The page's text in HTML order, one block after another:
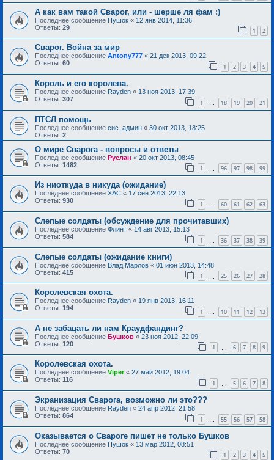
А как вам такой Сварог, или - шерше ля фам :)
Последнее сообщение Пушок « 12 янв 2014, 11:36
Ответы: 29 1 2
Сварог. Война за мир
Последнее сообщение Antony777 « 21 дек 2013, 09:22
Ответы: 60 1 2 3 4 5
Король и его королева.
Последнее сообщение Rayden « 13 ноя 2013, 17:39
Ответы: 307 1 … 18 19 20 21
ПТСЛ помощь
Последнее сообщение сис_админ « 30 окт 2013, 18:25
Ответы: 2
О мире Сварога - вопросы и ответы
Последнее сообщение Руслан « 20 окт 2013, 08:45
Ответы: 1482 1 96 97 98 99
Из ниоткуда в никуда (ожидание)
Последнее сообщение ХАС « 17 сен 2013, 22:13
Ответы: 930 1 … 60 61 62 63
Слепые солдаты (обсуждение для прочитавших)
Последнее сообщение Флинт « 14 авг 2013, 15:13
Ответы: 584 1 36 37 38 39
Слепые солдаты (ожидание книги)
Последнее сообщение Влад Марлов « 01 июн 2013, 14:48
Ответы: 415 1 25 26 27 28
Королевская охота.
Последнее сообщение Rayden « 19 янв 2013, 16:11
Ответы: 194 1 … 10 11 12 13
А не забацать ли нам Краудфандинг?
Последнее сообщение Бушков « 23 ноя 2012, 22:09
Ответы: 120 1 6 7 8 9
Королевская охота.
Последнее сообщение Viper« 27 май 2012, 19:04
Ответы: 116 1 5 6 7 8
Экранизация Сварога, возможно ли это???
Последнее сообщение Rayden « 24 апр 2012, 21:58
Ответы: 864 1 … 55 56 57 58
Оказывается о Свароге пишет не только Бушков
Последнее сообщение Пушок « 13 мар 2012, 08:51
Ответы: 70 1 2 3 4 5